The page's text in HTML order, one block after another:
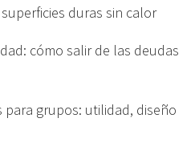
duras sin calor
cómo salir de las deudas
para grupos: utilidad, diseño